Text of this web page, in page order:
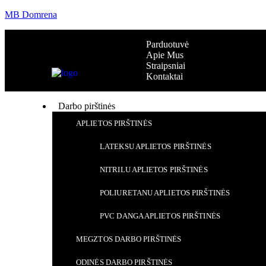
MB Domrena
Parduotuvė
Apie Mus
Straipsniai
Kontaktai
Darbo pirštinės
APLIETOS PIRŠTINĖS
LATEKSU APLIETOS PIRŠTINĖS
NITRILU APLIETOS PIRŠTINĖS
POLIURETANU APLIETOS PIRŠTINĖS
PVC DANGA APLIETOS PIRŠTINĖS
MEGZTOS DARBO PIRŠTINĖS
ODINĖS DARBO PIRŠTINĖS